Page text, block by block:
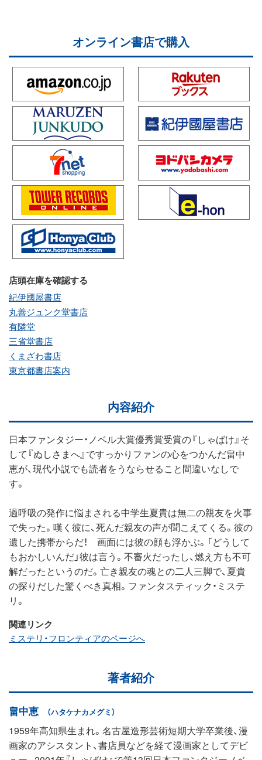
オンライン書店で購入
店頭在庫を確認する
紀伊國屋書店
丸善ジュンク堂書店
有隣堂
三省堂書店
くまざわ書店
東京都書店案内
内容紹介
日本ファンタジー・ノベル大賞優秀賞受賞の『しゃばけ』そ
して『ぬしさまへ』ですっかりファンの心をつかんだ畠中
恵が、現代小説でも読者をうならせること間違いなしで
す。
過呼吸の発作に悩まされる中学生夏貴は無二の親友を火事
で失った。嘆く彼に、死んだ親友の声が聞こえてくる。彼の
遺した携帯からだ！ 画面には彼の顔も浮かぶ。「どうして
もおかしいんだ」彼は言う。不審火だったし、燃え方も不可
解だったというのだ。亡き親友の魂との二人三脚で、夏貴
の探りだした驚くべき真相。ファンタスティック・ミステ
リ。
関連リンク
ミステリ・フロンティアのページへ
著者紹介
畠中恵 （ハタケナカメグミ）
1959年高知県生まれ。名古屋造形芸術短期大学卒業後、漫
画家のアシスタント、書店員などを経て漫画家としてデビ